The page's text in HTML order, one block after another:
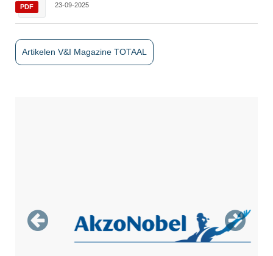
PDF 23-09-2025
Artikelen V&I Magazine TOTAAL